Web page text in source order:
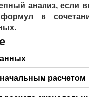
анализ, если
в
расчетом